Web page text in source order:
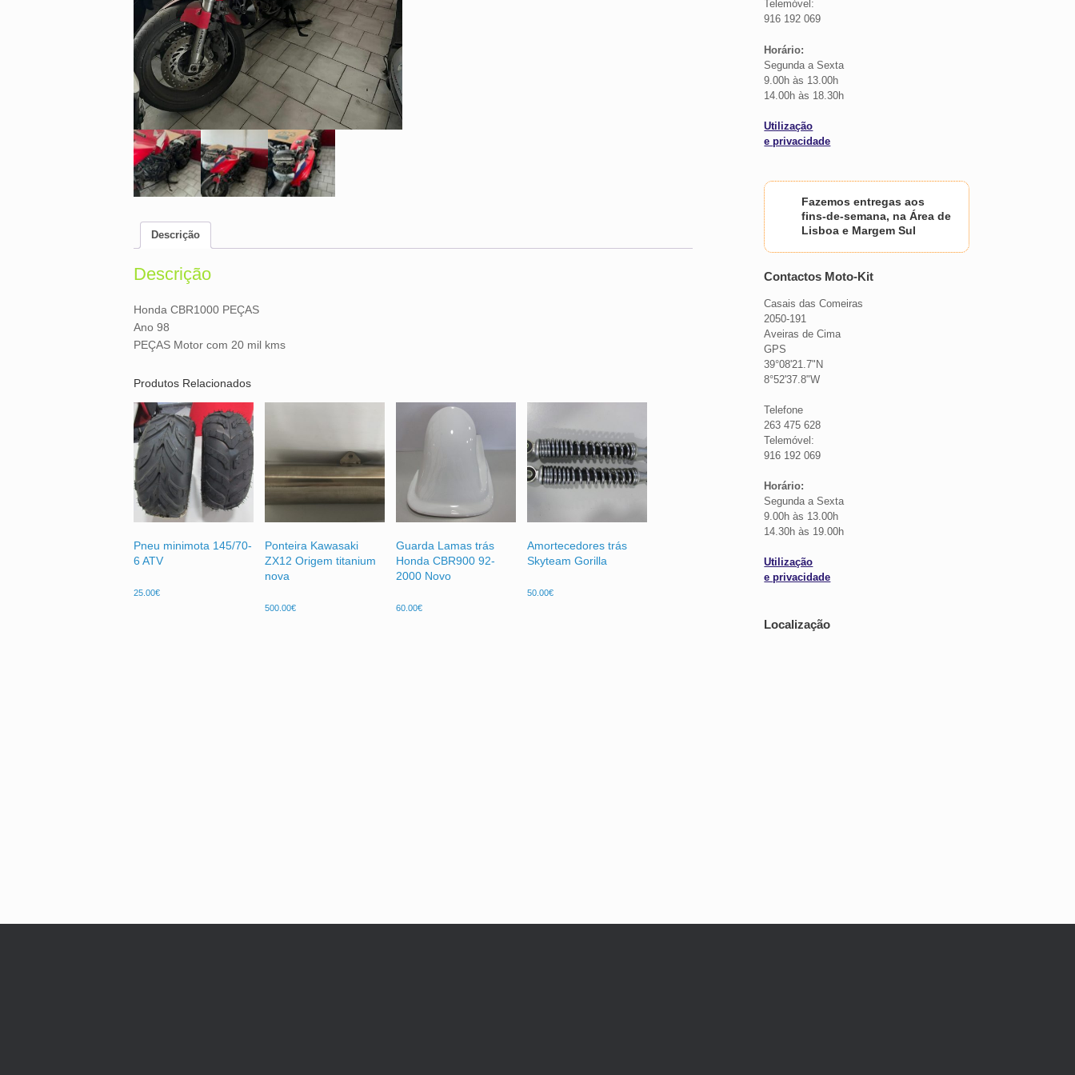
Descrição
Descrição
Honda CBR1000 PEÇAS
Ano 98
PEÇAS Motor com 20 mil kms
Produtos Relacionados
Pneu minimota 145/70-
6 ATV
25.00€
Ponteira Kawasaki
ZX12 Origem titanium
nova
500.00€
Guarda Lamas trás
Honda CBR900 92-
2000 Novo
60.00€
Amortecedores trás
Skyteam Gorilla
50.00€
Telemóvel:
916 192 069
Horário:
Segunda a Sexta
9.00h às 13.00h
14.00h às 18.30h
Utilização
e privacidade
Fazemos entregas aos
fins-de-semana, na Área de
Lisboa e Margem Sul
Contactos Moto-Kit
Casais das Comeiras
2050-191
Aveiras de Cima
GPS
39°08'21.7"N
8°52'37.8"W
Telefone
263 475 628
Telemóvel:
916 192 069
Horário:
Segunda a Sexta
9.00h às 13.00h
14.30h às 19.00h
Utilização
e privacidade
Localização